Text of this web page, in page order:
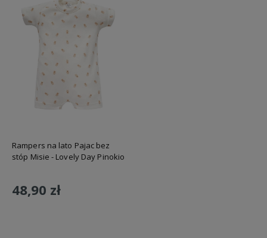
Rampers na lato Pajac bez
stóp Misie - Lovely Day Pinokio
48,90 zł